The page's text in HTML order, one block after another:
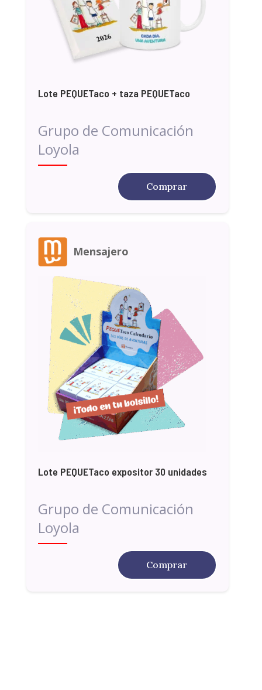
Lote PEQUETaco + taza PEQUETaco
Grupo de Comunicación
Loyola
Comprar
Mensajero
Lote PEQUETaco expositor 30 unidades
Grupo de Comunicación
Loyola
Comprar